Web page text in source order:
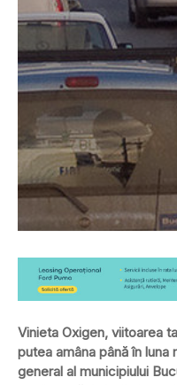
Vinieta Oxigen, viitoarea
putea amâna până în luna
general al municipiului